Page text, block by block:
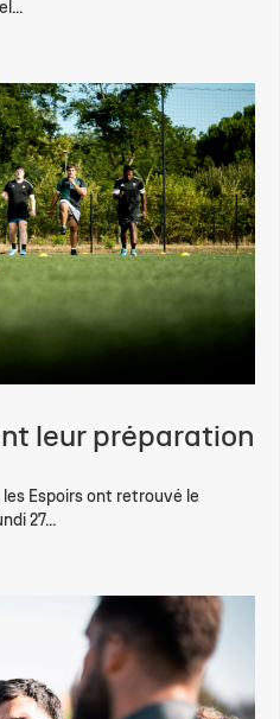
leur préparation
Espoirs ont retrouvé le
27...